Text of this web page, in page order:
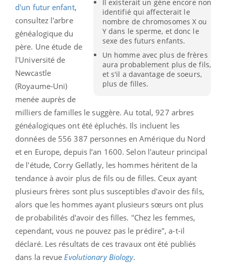
Il existerait un gène encore non
identifié qui affecterait le
nombre de chromosomes X ou
Y dans le sperme, et donc le
sexe des futurs enfants.
Un homme avec plus de frères
aura probablement plus de fils,
et s'il a davantage de soeurs,
plus de filles.
d'un futur enfant,
consultez l'arbre
généalogique du
père. Une étude de
l'Université de
Newcastle
(Royaume-Uni)
menée auprès de
milliers de familles le suggère. Au total, 927 arbres
généalogiques ont été épluchés. Ils incluent les
données de 556 387 personnes en Amérique du Nord
et en Europe, depuis l’an 1600. Selon l'auteur principal
de l'étude, Corry Gellatly, les hommes héritent de la
tendance à avoir plus de fils ou de filles. Ceux ayant
plusieurs frères sont plus susceptibles d'avoir des fils,
alors que les hommes ayant plusieurs sœurs ont plus
de probabilités d'avoir des filles. "Chez les femmes,
cependant, vous ne pouvez pas le prédire", a-t-il
déclaré. Les résultats de ces travaux ont été publiés
dans la revueEvolutionary Biology.